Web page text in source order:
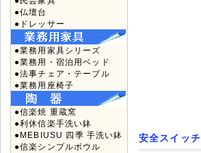
●仏壇台
●ドレッサー
●業務用家具シリーズ
●業務用・宿泊用ベッド
●法事チェア・テーブル
●業務用座椅子
●信楽焼 重蔵窯
●利休信楽手洗い鉢
●MEBIUSU 四季 手洗い鉢
●信楽シンプルボウル
安全スイッチ